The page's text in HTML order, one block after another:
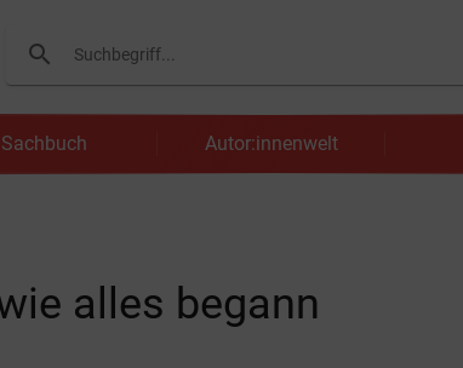
search
Suchen
Sachbuch Autor:innenwelt
alles begann